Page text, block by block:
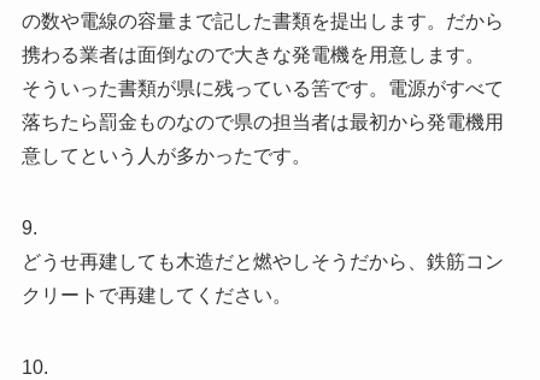
の数や電線の容量まで記した書類を提出します。だから
携わる業者は面倒なので大きな発電機を用意します。
そういった書類が県に残っている筈です。電源がすべて
落ちたら罰金ものなので県の担当者は最初から発電機用
意してという人が多かったです。
9.
どうせ再建しても木造だと燃やしそうだから、鉄筋コン
クリートで再建してください。
10.